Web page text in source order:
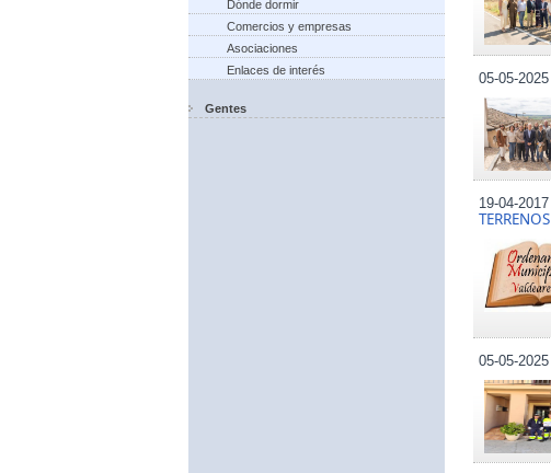
Dónde dormir
Comercios y empresas
Asociaciones
Enlaces de interés
Gentes
05-05-2025
19-04-2017
TERRENOS
05-05-2025